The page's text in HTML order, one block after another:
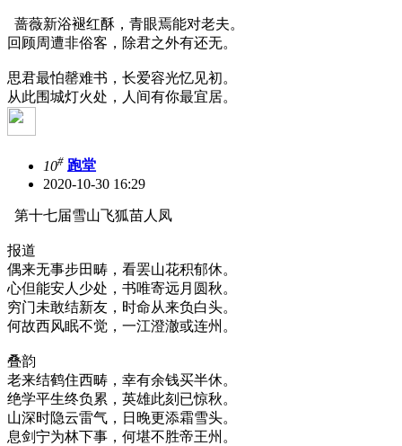
蔷薇新浴褪红酥，青眼焉能对老夫。
回顾周遭非俗客，除君之外有还无。
思君最怕罄难书，长爱容光忆见初。
从此围城灯火处，人间有你最宜居。
10# 跑堂
2020-10-30 16:29
第十七届雪山飞狐苗人凤
报道
偶来无事步田畴，看罢山花积郁休。
心但能安人少处，书唯寄远月圆秋。
穷门未敢结新友，时命从来负白头。
何故西风眠不觉，一江澄澈或连州。
叠韵
老来结鹤住西畴，幸有余钱买半休。
​绝学平生终负累，英雄此刻已惊秋。
山深时隐云雷气，日晚更添霜雪头。
息剑宁为林下事，何堪不胜帝王州。